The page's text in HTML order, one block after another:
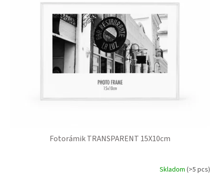
Fotorámik TRANSPARENT 15X10cm
Skladom (>5 pcs)